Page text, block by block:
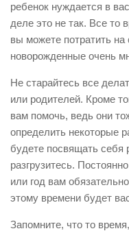
ребенок нуждается в
деле это не так. Все то
вы можете потратить
новорожденные очень
Не старайтесь все
или родителей. Кроме
вам помочь, ведь они
определить некоторые
будете посвящать себя
разгрузитесь.
или год вам
этому времени будет
Запомните, что то